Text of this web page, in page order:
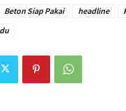
Beton Siap Pakai headline